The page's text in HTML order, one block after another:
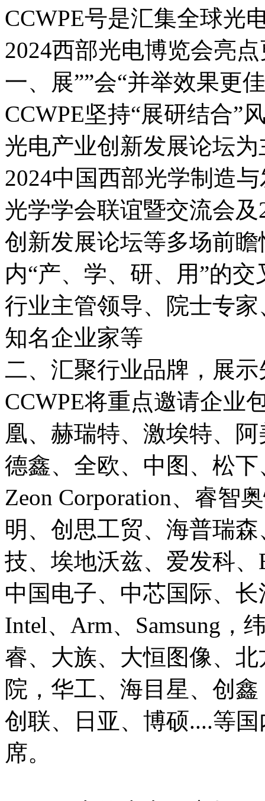
CCWPE号是汇集全球光
2024西部光电博览会亮
一、展””会“并举效果更
CCWPE坚持“展研结合”
光电产业创新发展论坛
2024中国西部光学制造
光学学会联谊暨交流会
创新发展论坛等多场前
内“产、学、研、用”的
行业主管领导、院士专
知名企业家等
二、汇聚行业品牌，展
CCWPE将重点邀请企业
凰、赫瑞特、激埃特、
德鑫、全欧、中图、松下
Zeon Corporation、睿智
明、创思工贸、海普瑞
技、埃地沃兹、爱发科
中国电子、中芯国际、
Intel、Arm、Samsung，
睿、大族、大恒图像、
院，华工、海目星、创
创联、日亚、博硕....等
席。